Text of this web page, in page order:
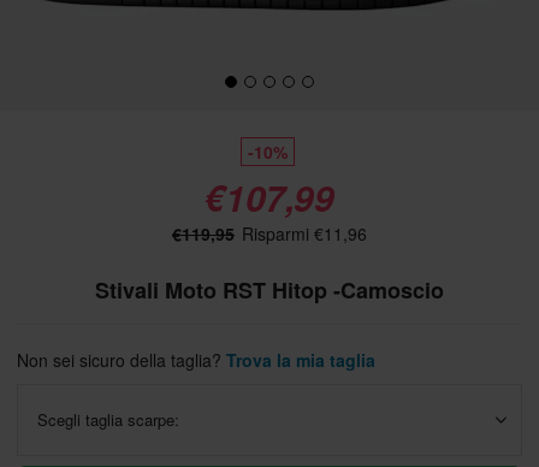
-10%
€107,99
€119,95 Risparmi €11,96
Stivali Moto RST Hitop -Camoscio
Non sei sicuro della taglia? Trova la mia taglia
Scegli taglia scarpe: